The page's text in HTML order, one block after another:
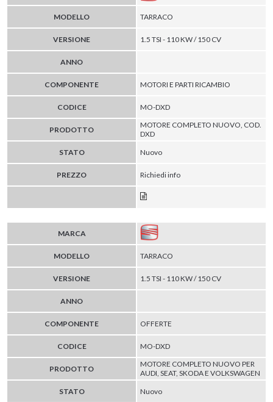
MODELLO TARRACO
VERSIONE 1.5 TSI - 110 KW / 150 CV
ANNO
COMPONENTE MOTORI E PARTI RICAMBIO
CODICE MO-DXD
PRODOTTO
MOTORE COMPLETO NUOVO, COD.
DXD
STATO
Nuovo
PREZZO Richiedi info
MARCA
MODELLO TARRACO
VERSIONE 1.5 TSI - 110 KW / 150 CV
ANNO
COMPONENTE OFFERTE
CODICE MO-DXD
PRODOTTO
MOTORE COMPLETO NUOVO PER
AUDI, SEAT, SKODA E VOLKSWAGEN
STATO
Nuovo